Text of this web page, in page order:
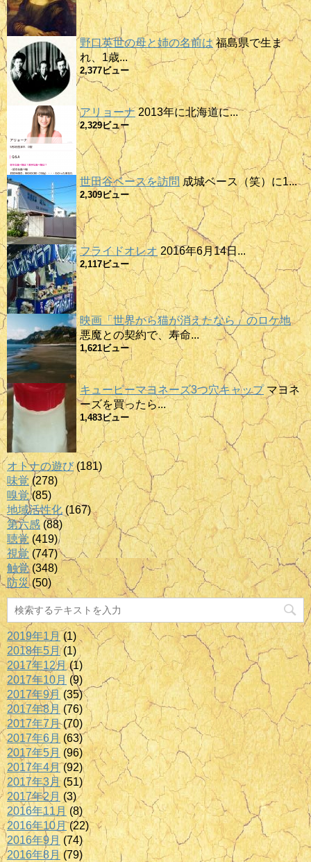
野口英世の母と姉の名前は 福島県で生ま
れ、1歳...
2,377ビュー
アリョーナ 2013年に北海道に...
2,329ビュー
世田谷ベースを訪問 成城ベース（笑）に1...
2,309ビュー
フライドオレオ 2016年6月14日...
2,117ビュー
映画「世界から猫が消えたなら」のロケ地
悪魔との契約で、寿命...
1,621ビュー
キューピーマヨネーズ3つ穴キャップ マヨネ
ーズを買ったら...
1,483ビュー
オトナの遊び(181)
味覚 (278)
嗅覚(85)
地域活性化 (167)
第六感 (88)
聴覚(419)
視覚(747)
触覚(348)
防災(50)
2019年1月(1)
2018年5月(1)
2017年12月(1)
2017年10月 (9)
2017年9月 (35)
2017年8月 (76)
2017年7月(70)
2017年6月 (63)
2017年5月 (96)
2017年4月(92)
2017年3月(51)
2017年2月 (3)
2016年11月 (8)
2016年10月(22)
2016年9月 (74)
2016年8月(79)